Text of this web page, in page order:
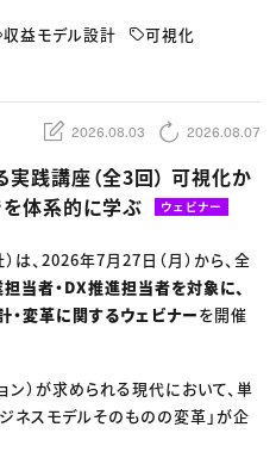
知らせ
×つながる×メディア
収益モデル設計
可視化
2026.08.03 2026.08.07
践講座（全3回） 可視化か
を体系的に学ぶ
ウェビナー
は、2026年7月27日（月）から、全
当者・DX推進担当者を対象に、
・変革に関するウェビナーを開催
ン）が求められる現代において、単
ネスモデルそのものの変革」が企